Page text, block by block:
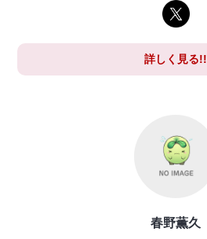
詳しく見る!!
春野薫久